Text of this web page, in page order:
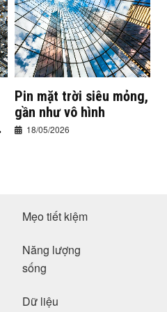
Pin mặt trời siêu mỏng,
gần như vô hình
18/05/2026
Mẹo tiết kiệm
Năng lượng
sống
Dữ liệu